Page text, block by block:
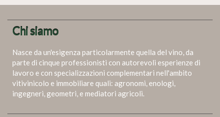
Chi siamo
Nasce da un'esigenza particolarmente quella del vino, da
parte di cinque professionisti con autorevoli esperienze di
lavoro e con specializzazioni complementari nell'ambito
vitivinicolo e immobiliare quali: agronomi, enologi,
ingegneri, geometri, e mediatori agricoli.